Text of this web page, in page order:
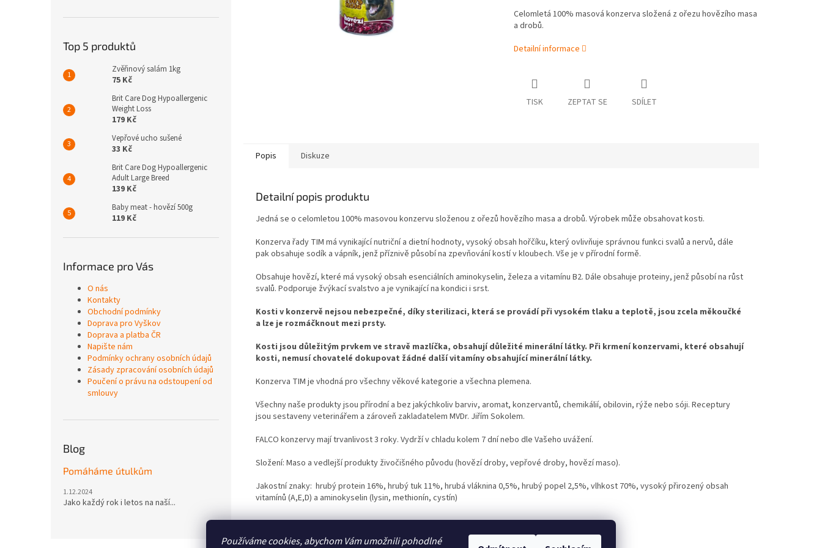
Používáme cookies, abychom Vám umožnili pohodlné
Top 5 produktů
Zvěřinový salám 1kg
75 Kč
Brit Care Dog Hypoallergenic
Weight Loss
179 Kč
Vepřové ucho sušené
33 Kč
Brit Care Dog Hypoallergenic
Adult Large Breed
139 Kč
Baby meat - hovězí 500g
119 Kč
Informace pro Vás
O nás
Kontakty
Obchodní podmínky
Doprava pro Vyškov
Doprava a platba ČR
Napište nám
Podmínky ochrany osobních údajů
Zásady zpracování osobních údajů
Poučení o právu na odstoupení od
smlouvy
Blog
Pomáháme útulkům
1.12.2024
Jako každý rok i letos na naší...
Celomletá 100% masová konzerva složená z ořezu hovězího masa
a drobů.
Detailní informace
TISK ZEPTAT SE SDÍLET
Popis Diskuze
Detailní popis produktu
Jedná se o celomletou 100% masovou konzervu složenou z ořezů hovězího masa a drobů. Výrobek může obsahovat kosti.
Konzerva řady TIM má vynikající nutriční a dietní hodnoty, vysoký obsah hořčíku, který ovlivňuje správnou funkci svalů a nervů, dále
pak obsahuje sodík a vápník, jenž příznivě působí na zpevňování kostí v kloubech. Vše je v přírodní formě.
Obsahuje hovězí, které má vysoký obsah esenciálních aminokyselin, železa a vitamínu B2. Dále obsahuje proteiny, jenž působí na růst
svalů. Podporuje žvýkací svalstvo a je vynikající na kondici i srst.
Kosti v konzervě nejsou nebezpečné, díky sterilizaci, která se provádí při vysokém tlaku a teplotě, jsou zcela měkoučké
a lze je rozmáčknout mezi prsty.
Kosti jsou důležitým prvkem ve stravě mazlíčka, obsahují důležité minerální látky. Při krmení konzervami, které obsahují
kosti, nemusí chovatelé dokupovat žádné další vitamíny obsahující minerální látky.
Konzerva TIM je vhodná pro všechny věkové kategorie a všechna plemena.
Všechny naše produkty jsou přírodní a bez jakýchkoliv barviv, aromat, konzervantů, chemikálií, obilovin, rýže nebo sóji. Receptury
jsou sestaveny veterinářem a zároveň zakladatelem MVDr. Jiřím Sokolem.
FALCO konzervy mají trvanlivost 3 roky. Vydrží v chladu kolem 7 dní nebo dle Vašeho uvážení.
Složení: Maso a vedlejší produkty živočišného původu (hovězí droby, vepřové droby, hovězí maso).
Jakostní znaky: hrubý protein 16%, hrubý tuk 11%, hrubá vláknina 0,5%, hrubý popel 2,5%, vlhkost 70%, vysoký přirozený obsah
vitamínů (A,E,D) a aminokyselin (lysin, methionín, cystín)